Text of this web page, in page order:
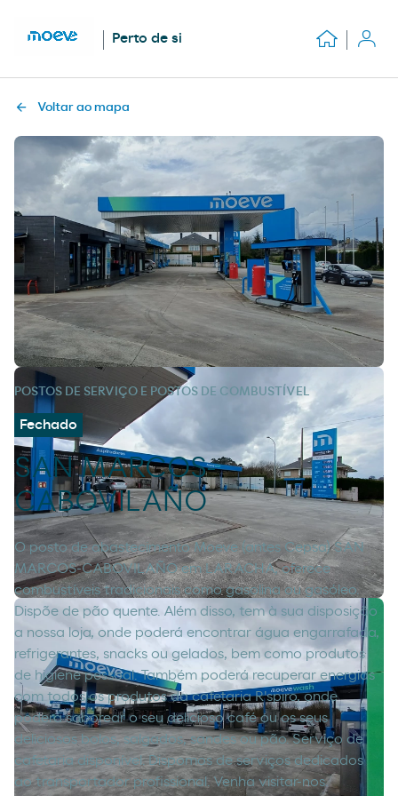
Perto de si
Voltar ao mapa
POSTOS DE SERVIÇO E POSTOS DE COMBUSTÍVEL
Fechado
SAN MARCOS-
CABOVILAÑO
O posto de abastecimento Moeve (antes Cepsa) SAN
MARCOS-CABOVILAÑO em LARACHA, oferece
combustíveis tradicionais como gasolina ou gasóleo.
Dispõe de pão quente. Além disso, tem à sua disposição
a nossa loja, onde poderá encontrar água engarrafada,
refrigerantes, snacks ou gelados, bem como produtos
de higiene pessoal. Também poderá recuperar energias
com todos os produtos da cafetaria R'spiro, onde
poderá saborear o seu delicioso café ou os seus
deliciosos bolos, salgados, sandes ou pão. Serviço de
cafetaria disponível. Dispomos de serviços dedicados
ao transportador profissional. Venha visitar-nos.